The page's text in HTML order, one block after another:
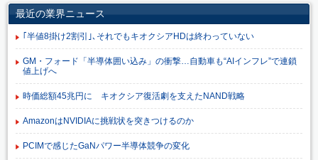
最近の業界ニュース
｢半値8掛け2割引｣､それでもキオクシアHDは終わっていない
GM・フォード「半導体囲い込み」の衝撃…自動車も“AIインフレ”で連鎖
値上げへ
時価総額45兆円に キオクシア復活劇を支えたNAND戦略
AmazonはNVIDIAに挑戦状を突きつけるのか
PCIMで感じたGaNパワー半導体競争の変化